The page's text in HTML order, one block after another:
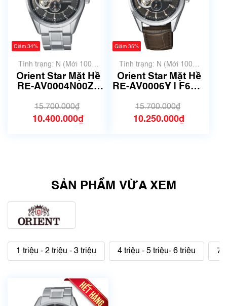
Giảm 34%
Tình trạng: N (Mới 100%
chưa qua sử dụng)
Orient Star Mặt Hề
RE-AV0004N00Z |
41mm | Mã số 4191
15.700.000₫
10.400.000₫
Giảm 35%
Tình trạng: N (Mới 100%
chưa qua sử dụng)
Orient Star Mặt Hề
RE-AV0006Y | F6F4-
Mã số 4161
15.700.000₫
10.250.000₫
SẢN PHẨM VỪA XEM
1 triệu - 2 triệu - 3 triệu 4 triệu - 5 triệu- 6 triệu 7